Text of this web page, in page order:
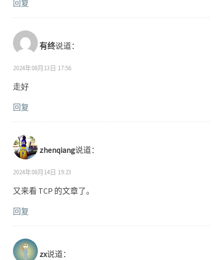
回复
有终说道：
2024年08月13日 17:56
走好
回复
zhenqiang说道：
2024年08月14日 19:23
又来看 TCP 的文章了。
回复
zx说道：